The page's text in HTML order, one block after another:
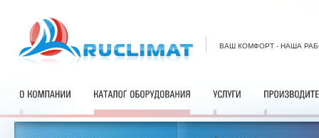
ВАШ КОМФОРТ - НАША